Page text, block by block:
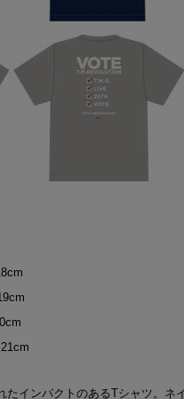
たインパクトのあるTシャツ。ネ